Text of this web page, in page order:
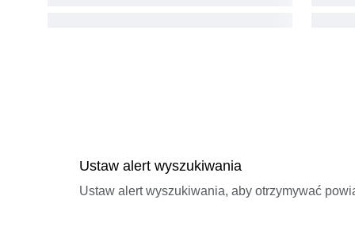
Ustaw alert wyszukiwania
Ustaw alert wyszukiwania, aby otrzymywać